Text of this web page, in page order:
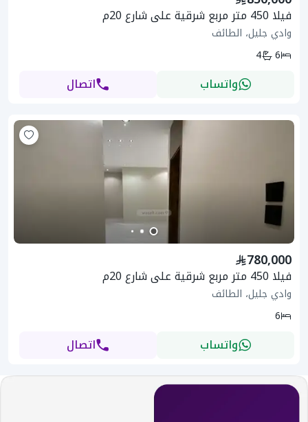
فيلا 450 متر مربع شرقية على شارع 20م
وادي جليل، الطائف
6
4
واتساب اتصال
780,000
فيلا 450 متر مربع شرقية على شارع 20م
وادي جليل، الطائف
6
واتساب اتصال